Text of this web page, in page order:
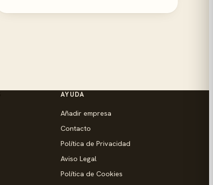
AYUDA
Añadir empresa
Contacto
Política de Privacidad
Aviso Legal
Política de Cookies